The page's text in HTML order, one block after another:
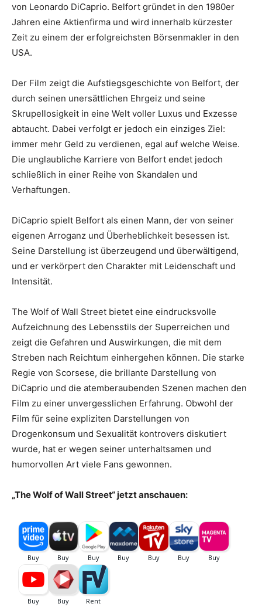
von Leonardo DiCaprio. Belfort gründet in den 1980er
Jahren eine Aktienfirma und wird innerhalb kürzester
Zeit zu einem der erfolgreichsten Börsenmakler in den
USA.
Der Film zeigt die Aufstiegsgeschichte von Belfort, der
durch seinen unersättlichen Ehrgeiz und seine
Skrupellosigkeit in eine Welt voller Luxus und Exzesse
abtaucht. Dabei verfolgt er jedoch ein einziges Ziel:
immer mehr Geld zu verdienen, egal auf welche Weise.
Die unglaubliche Karriere von Belfort endet jedoch
schließlich in einer Reihe von Skandalen und
Verhaftungen.
DiCaprio spielt Belfort als einen Mann, der von seiner
eigenen Arroganz und Überheblichkeit besessen ist.
Seine Darstellung ist überzeugend und überwältigend,
und er verkörpert den Charakter mit Leidenschaft und
Intensität.
The Wolf of Wall Street bietet eine eindrucksvolle
Aufzeichnung des Lebensstils der Superreichen und
zeigt die Gefahren und Auswirkungen, die mit dem
Streben nach Reichtum einhergehen können. Die starke
Regie von Scorsese, die brillante Darstellung von
DiCaprio und die atemberaubenden Szenen machen den
Film zu einer unvergesslichen Erfahrung. Obwohl der
Film für seine expliziten Darstellungen von
Drogenkonsum und Sexualität kontrovers diskutiert
wurde, hat er wegen seiner unterhaltsamen und
humorvollen Art viele Fans gewonnen.
„The Wolf of Wall Street“ jetzt anschauen: